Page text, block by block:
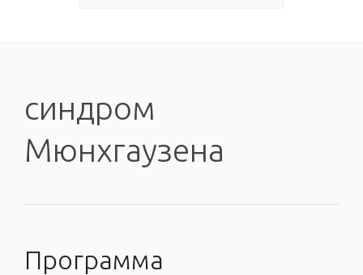
синдром
Мюнхгаузена
Программа